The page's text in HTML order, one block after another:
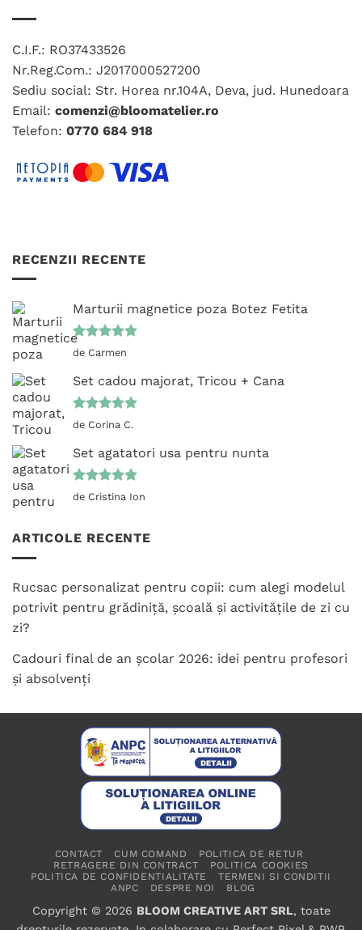
fi
alese
în
pagina
produsului.
în
C.I.F.: RO37433526
Nr.Reg.Com.: J2017000527200
Sediu social: Str. Horea nr.104A, Deva, jud. Hunedoara
Email: comenzi@bloomatelier.ro
Telefon: 0770 684 918
RECENZII RECENTE
Marturii magnetice poza Botez Fetita
Evaluat la
de Carmen
Set cadou majorat, Tricou + Cana
Evaluat la
de Corina C.
Set agatatori usa pentru nunta
Evaluat la
de Cristina Ion
ARTICOLE RECENTE
Rucsac personalizat pentru copii: cum alegi modelul
potrivit pentru grădiniță, școală și activitățile de zi cu
zi?
Cadouri final de an școlar 2026: idei pentru profesori
și absolvenți
CONTACT CUM COMAND
POLITICA DE RETUR
RETRAGERE DIN CONTRACT
POLITICA COOKIES
POLITICA DE CONFIDENTIALITATE
TERMENI SI CONDITII
ANPC
DESPRE NOI BLOG
Copyright © 2026 BLOOM CREATIVE ART SRL, toate